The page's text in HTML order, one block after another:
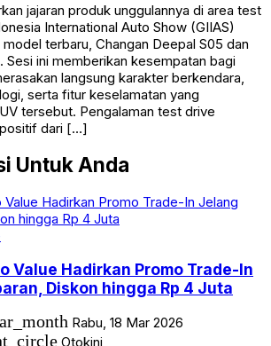
jajaran produk unggulannya di area test
International Auto Show (GIIAS)
terbaru, Changan Deepal S05 dan
Sesi ini memberikan kesempatan bagi
langsung karakter berkendara,
serta fitur keselamatan yang
tersebut. Pengalaman test drive
dari […]
Untuk Anda
Value Hadirkan Promo Trade-In
Diskon hingga Rp 4 Juta
Rabu, 18 Mar 2026
Otokini